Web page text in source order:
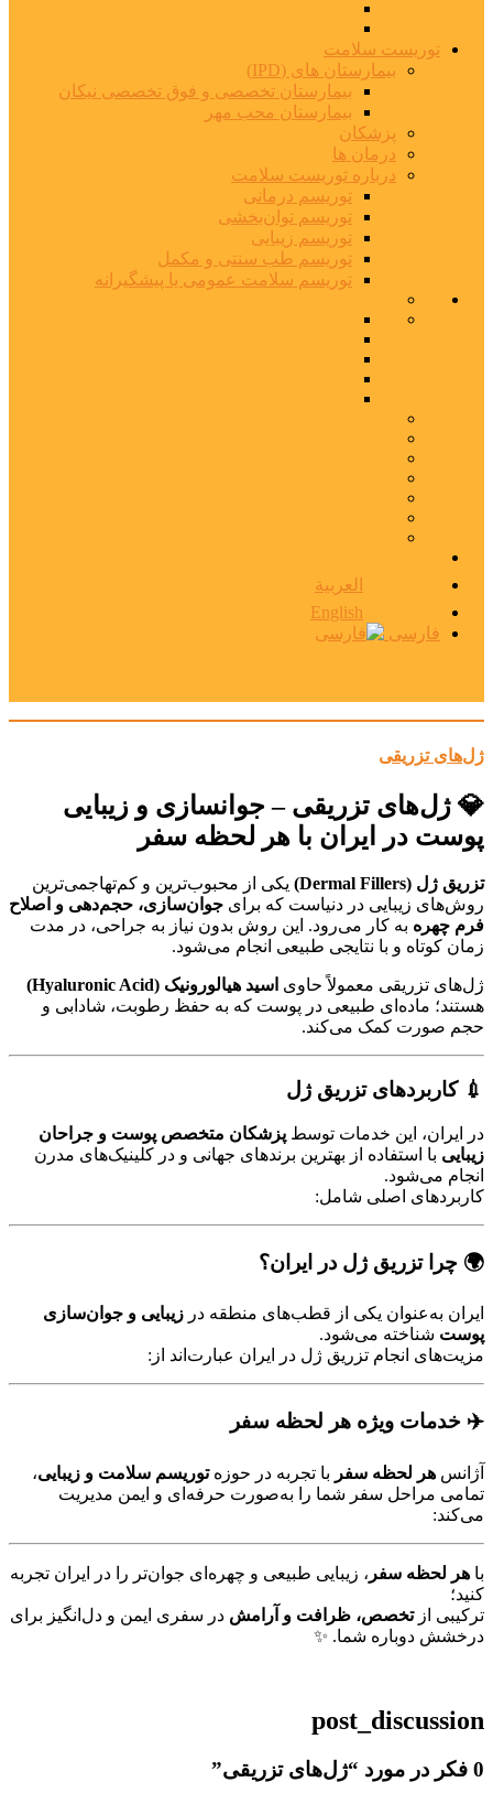
توریست سلامت
بیمارستان های (IPD)
بیمارستان تخصصی و فوق تخصصی نیکان
بیمارستان محب مهر
پزشکان
درمان ها
درباره توریست سلامت
توریسم درمانی
توریسم توان‌بخشی
توریسم زیبایی
توریسم طب سنتی و مکمل
توریسم سلامت عمومی یا پیشگیرانه
العربية
English
فارسی
ژل‌های تزریقی
💎 ژل‌های تزریقی – جوانسازی و زیبایی
پوست در ایران با هر لحظه سفر
تزریق ژل (Dermal Fillers)
یکی از محبوب‌ترین و کم‌تهاجمی‌ترین
روش‌های زیبایی در دنیاست که برای جوان‌سازی، حجم‌دهی و اصلاح
فرم چهره به کار می‌رود. این روش بدون نیاز به جراحی، در مدت
زمان کوتاه و با نتایجی طبیعی انجام می‌شود.
ژل‌های تزریقی معمولاً حاوی اسید هیالورونیک (Hyaluronic Acid)
هستند؛ ماده‌ای طبیعی در پوست که به حفظ رطوبت، شادابی و
حجم صورت کمک می‌کند.
💉 کاربردهای تزریق ژل
در ایران، این خدمات توسط پزشکان متخصص پوست و جراحان
زیبایی با استفاده از بهترین برندهای جهانی و در کلینیک‌های مدرن
انجام می‌شود.
کاربردهای اصلی شامل:
🌍 چرا تزریق ژل در ایران؟
ایران به‌عنوان یکی از قطب‌های منطقه در زیبایی و جوان‌سازی
پوست شناخته می‌شود.
مزیت‌های انجام تزریق ژل در ایران عبارت‌اند از:
✈️ خدمات ویژه هر لحظه سفر
آژانس هر لحظه سفر با تجربه در حوزهتوریسم سلامت و زیبایی،
تمامی مراحل سفر شما را به‌صورت حرفه‌ای و ایمن مدیریت
می‌کند:
با هر لحظه سفر ، زیبایی طبیعی و چهره‌ای جوان‌تر را در ایران تجربه
کنید؛
ترکیبی ازتخصص، ظرافت و آرامش در سفری ایمن و دل‌انگیز برای
درخشش دوباره شما. ✨
post_discussion
‫0 فکر در مورد “ ژل‌های تزریقی”